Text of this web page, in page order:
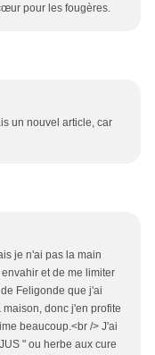
pour les fougères.
un nouvel article, car
je n'ai pas la main
et de me limiter
Feligonde que j'ai
donc j'en profite
beaucoup.<br /> J'ai
" ou herbe aux cure